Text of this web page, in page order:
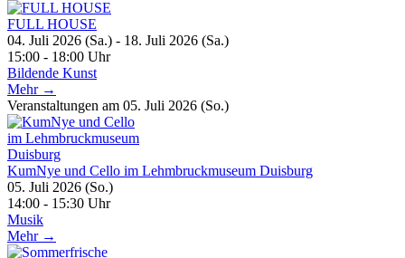
FULL HOUSE
04. Juli 2026 (Sa.) - 18. Juli 2026 (Sa.)
15:00 - 18:00 Uhr
Bildende Kunst
Mehr →
Veranstaltungen am 05. Juli 2026 (So.)
KumNye und Cello im Lehmbruckmuseum Duisburg
05. Juli 2026 (So.)
14:00 - 15:30 Uhr
Musik
Mehr →